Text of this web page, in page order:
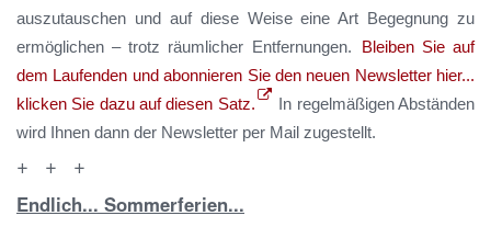
auszutauschen und auf diese Weise eine Art Begegnung zu
ermöglichen – trotz räumlicher Entfernungen.
Bleiben Sie auf
dem Laufenden und abonnieren Sie den neuen Newsletter hier...
klicken Sie dazu auf diesen Satz.
In regelmäßigen Abständen
wird Ihnen dann der Newsletter per Mail zugestellt.
+ + +
Endlich... Sommerferien...